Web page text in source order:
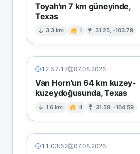
Toyah'ın 7 km güneyinde,
Texas
3.3 km I 31.25, -103.79
12:57:17 07.08.2026
Van Horn'un 64 km kuzey-
kuzeydoğusunda, Texas
1.6 km II 31.58, -104.59
11:03:52 07.08.2026